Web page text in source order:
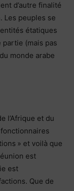
d’autre finalité
Les peuples se
étatiques
(mais pas
monde arabe
l’Afrique et du
» et voilà que
est
est
Que de